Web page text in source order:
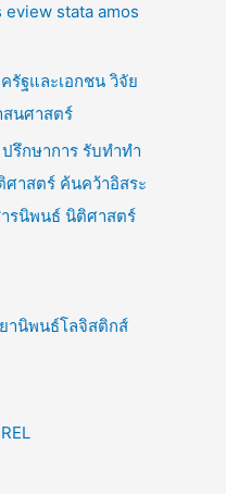
eview stata amos
รัฐและเอกชน วิจัย
สนศาสตร์
รึกษาการ รับทำทำ
าสตร์ ค้นคว้าอิสระ
รนิพนธ์ นิติศาสตร์
านิพนธ์โลจิสติกส์